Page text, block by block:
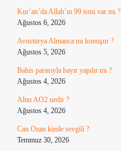
Kur’an’da Allah’ın 99 ismi var mı ?
Ağustos 6, 2026
Avusturya Almanca mı konuşur ?
Ağustos 5, 2026
Bahis parasıyla hayır yapılır mı ?
Ağustos 4, 2026
Altın AO2 nedir ?
Ağustos 4, 2026
Can Ozan kimle sevgili ?
Temmuz 30, 2026